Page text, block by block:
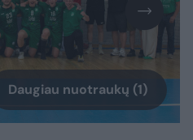
Daugiau nuotraukų (1)